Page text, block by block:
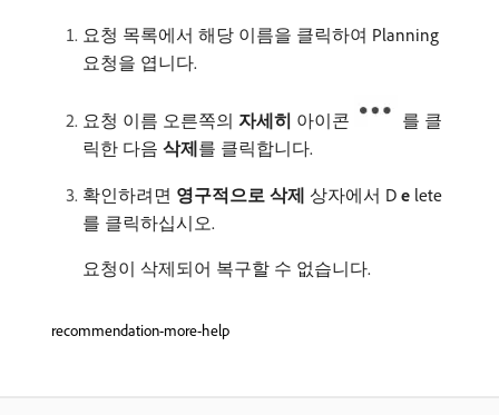
요청 목록에서 해당 이름을 클릭하여 Planning
요청을 엽니다.
요청 이름 오른쪽의 자세히 아이콘
를 클
릭한 다음 삭제​를 클릭합니다.
확인하려면 영구적으로 삭제 상자에서 D e lete
를 클릭하십시오.
요청이 삭제되어 복구할 수 없습니다.
recommendation-more-help